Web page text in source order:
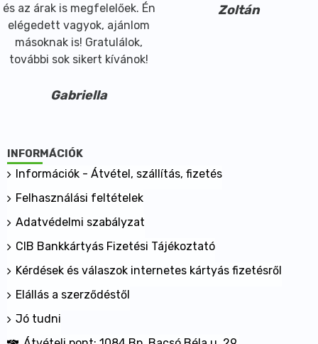
és az árak is megfelelőek. Én
elégedett vagyok, ajánlom
másoknak is! Gratulálok,
további sok sikert kívánok!
Gabriella
Zoltán
INFORMÁCIÓK
Információk - Átvétel, szállítás, fizetés
Felhasználási feltételek
Adatvédelmi szabályzat
CIB Bankkártyás Fizetési Tájékoztató
Kérdések és válaszok internetes kártyás fizetésről
Elállás a szerződéstől
Jó tudni